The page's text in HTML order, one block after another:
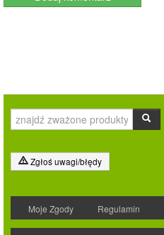
Zgłoś uwagi/błędy
Moje Zgody Regulamin